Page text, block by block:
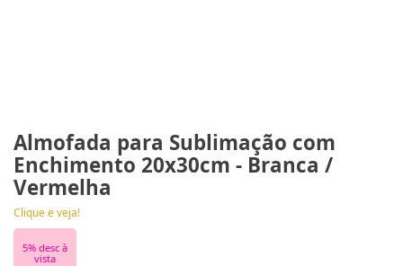
Almofada para Sublimação com
Enchimento 20x30cm - Branca /
Vermelha
Clique e veja!
5% desc à
vista